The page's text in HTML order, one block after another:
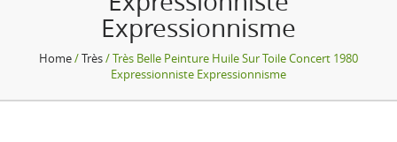
Expressionnisme
Home/Très/ Très Belle Peinture Huile Sur Toile Concert 1980
Expressionniste Expressionnisme